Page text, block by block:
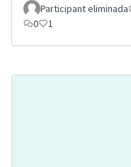
Participant eliminada
0
1